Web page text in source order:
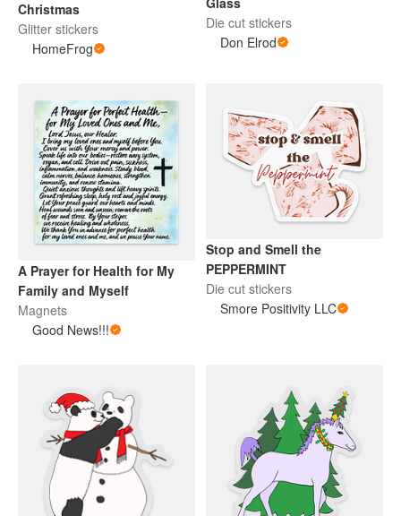
Christmas
Glitter stickers
HomeFrog
Die cut stickers
Don Elrod
A Prayer for Health for My
Family and Myself
Magnets
Good News!!!
Stop and Smell the
PEPPERMINT
Die cut stickers
Smore Positivity LLC